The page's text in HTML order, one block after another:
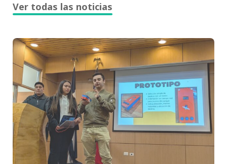
Ver todas las noticias